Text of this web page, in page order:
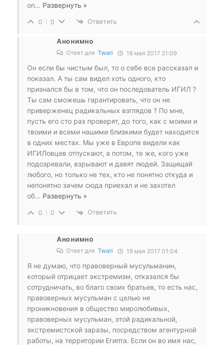
on… Развернуть »
0 0 Ответить
Анонимно
Ответ для Twari 18 мая 2017 21:09
Он если бы чистым был, то о себе все рассказал и
показал. А ты сам видел хоть одного, кто
признался бы в том, что он последователь ИГИЛ ?
Ты сам сможешь гарантировать, что он не
приверженец радикальных взглядов ? По мне,
пусть его сто раз проверят, до того, как с моими и
твоими и всеми нашими близкими будет находится
в одних местах. Мы уже в Европе видели как
ИГИЛовцев отпускают, а потом, те же, кого уже
подозревали, взрывают и давят людей. Защищай
любого, но только не тех, кто не понятно откуда и
непонятно зачем сюда приехал и не захотел
об… Развернуть »
0 0 Ответить
Анонимно
Ответ для Twari 19 мая 2017 01:04
Я не думаю, что правоверный мусульманин,
который отрицает экстремизм, отказался бы
сотрудничать, во благо своих братьев, то есть нас,
правоверных мусульман с целью не
проникновения в общество миролюбивых,
правоверных мусульман, этой радикальной,
экстремистской заразы, посредством агентурной
работы, на территории Египта. Если он во имя нас,